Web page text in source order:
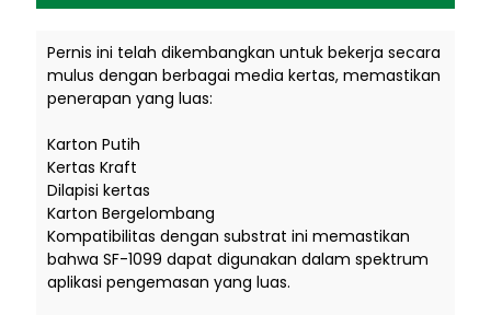
Pernis ini telah dikembangkan untuk bekerja secara
mulus dengan berbagai media kertas, memastikan
penerapan yang luas:
Karton Putih
Kertas Kraft
Dilapisi kertas
Karton Bergelombang
Kompatibilitas dengan substrat ini memastikan
bahwa SF-1099 dapat digunakan dalam spektrum
aplikasi pengemasan yang luas.